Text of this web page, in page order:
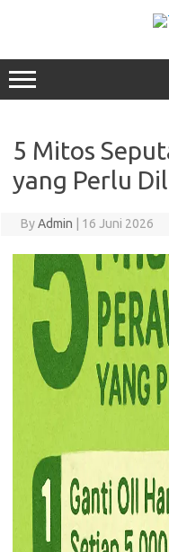
5 Mitos
yang Perlu
ByAdmin 16 Juni 2026